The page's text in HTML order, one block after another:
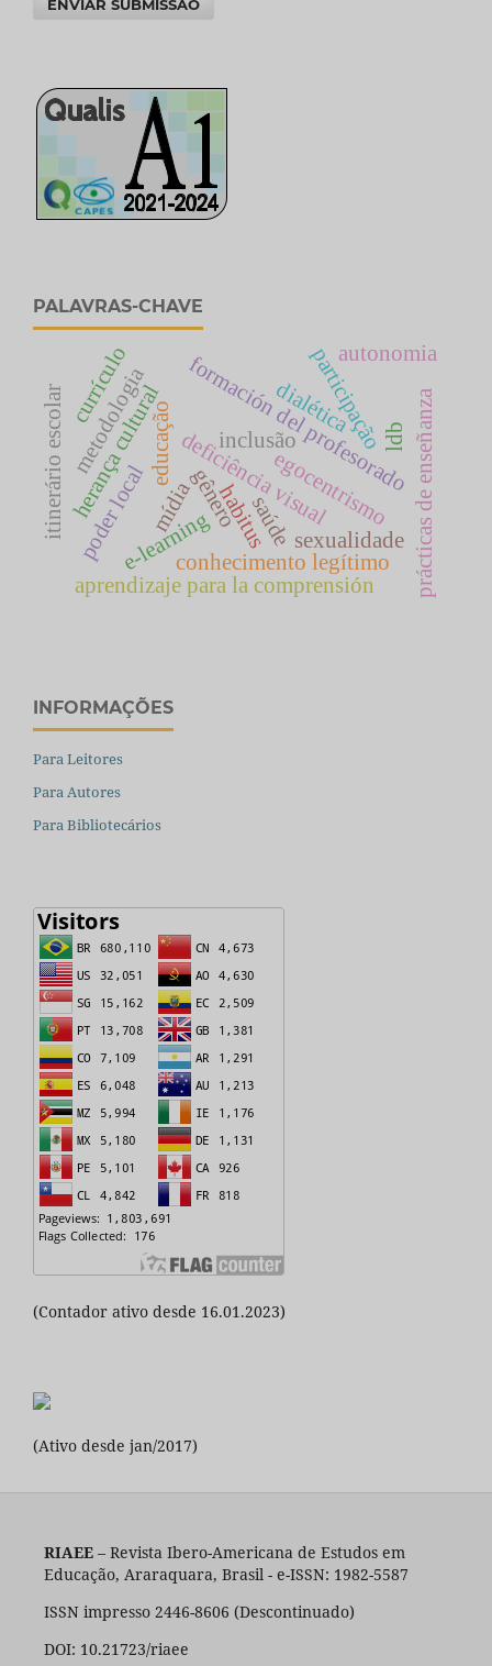
ENVIAR SUBMISSÃO
PALAVRAS-CHAVE
educaçãodeficiência visual
inclusão
e-learning
formación del profesoradoprácticas de enseñanza
aprendizaje para la comprensión
habitus
herança cultural
itinerário escolar
conhecimento legítimo
saúde
participação
metodologia dialética
egocentrismo
autonomia
poder local
currículo
ldb
gênero
mídia
sexualidade
INFORMAÇÕES
Para Leitores
Para Autores
Para Bibliotecários
(Contador ativo desde 16.01.2023)
(Ativo desde jan/2017)
RIAEE– Revista Ibero-Americana de Estudos em
Educação, Araraquara, Brasil - e-ISSN: 1982-5587
ISSN impresso 2446-8606 (Descontinuado)
DOI: 10.21723/riaee